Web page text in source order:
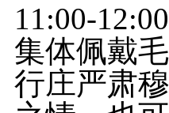
11:00-
集体佩戴
行庄严肃